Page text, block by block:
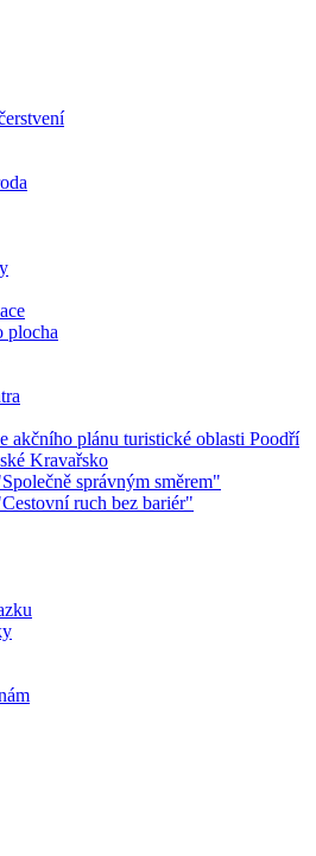
plocha
akčního plánu turistické oblasti Poodří
Kravařsko
správným směrem"
ruch bez bariér"